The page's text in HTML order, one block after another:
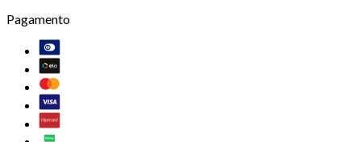
Pagamento